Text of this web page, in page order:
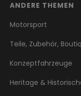
ANDERE THEMEN
Motorsport
Teile, Zubehör,
Konzeptfahrzeuge
Heritage &